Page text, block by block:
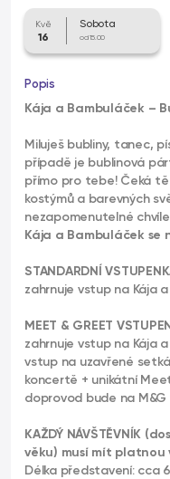
Kvě
16
Sobota
od 15.00
Popis
Kája a Bambuláček –
Miluješ bubliny, tanec,
případě je bublinová
přímo pro tebe! Čeká
kostýmů a barevných
nezapomenutelné
Kája a Bambuláček se
STANDARDNÍ
zahrnuje vstup na Kája
MEET & GREET
zahrnuje vstup na Kája
vstup na uzavřené
koncertě + unikátní
doprovod bude na
KAŽDÝ NÁVŠTĚVNÍK
věku) musí mít platnou
Délka představení: cca